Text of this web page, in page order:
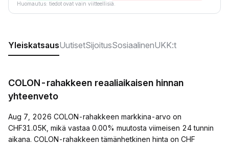
Huomautus: tiedot ovat vain viitteellisiä.
YleiskatsausUutisetSijoitusSosiaalinenUKK:t
COLON-rahakkeen reaaliaikaisen hinnan
yhteenveto
Aug 7, 2026 COLON-rahakkeen markkina-arvo on
CHF31.05K, mikä vastaa 0.00% muutosta viimeisen 24 tunnin
aikana. COLON-rahakkeen tämänhetkinen hinta on CHF